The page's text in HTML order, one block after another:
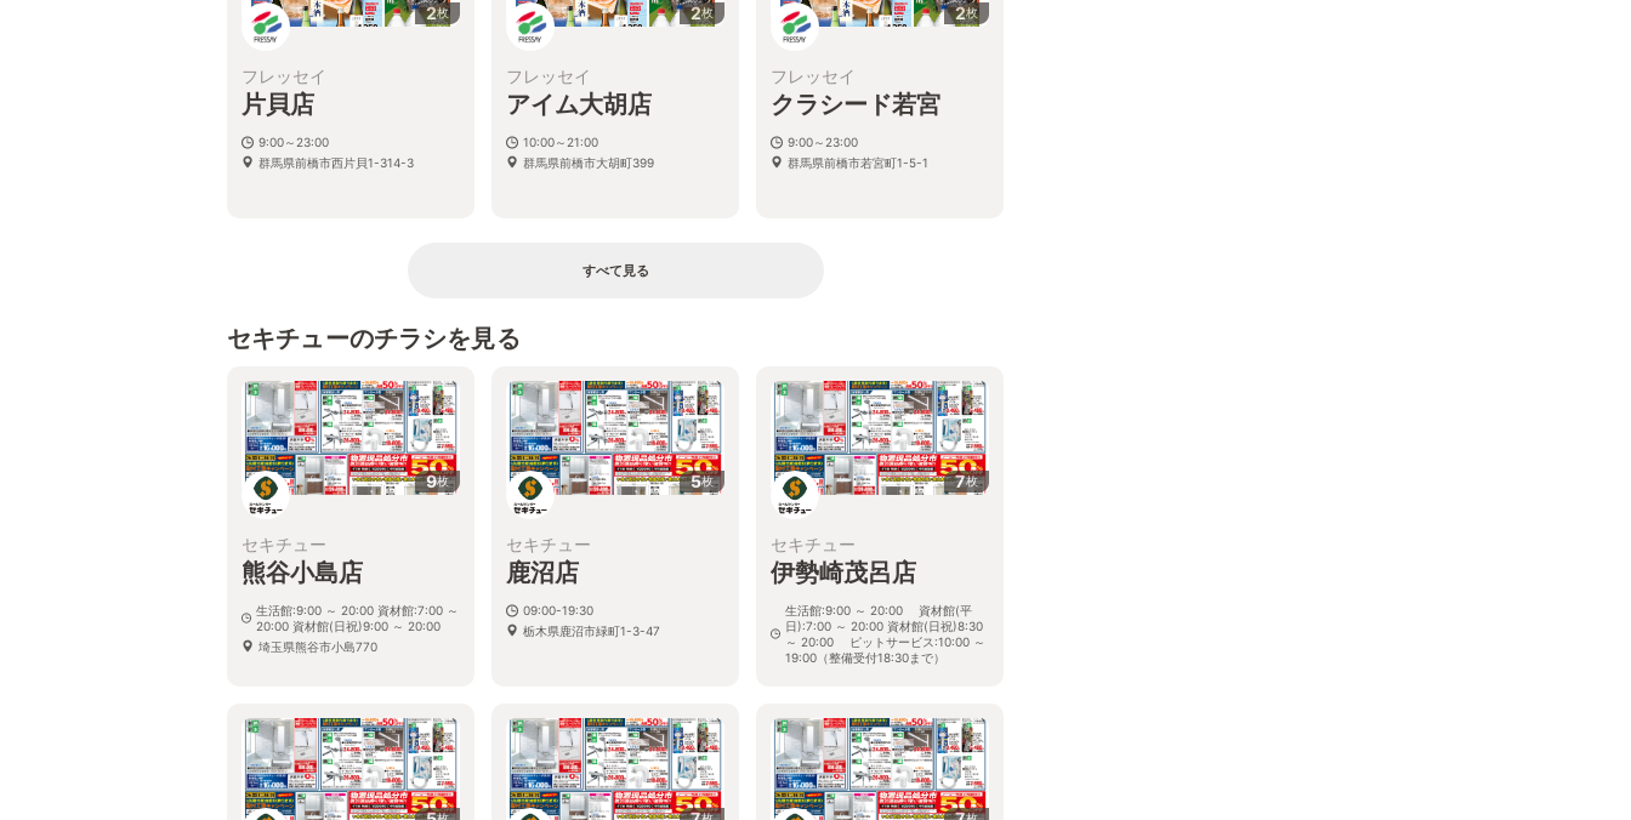
2枚
フレッセイ
片貝店
9:00～23:00
群馬県前橋市西片貝1-314-3
2枚
フレッセイ
アイム大胡店
10:00～21:00
群馬県前橋市大胡町399
2枚
フレッセイ
クラシード若宮
9:00～23:00
群馬県前橋市若宮町1-5-1
すべて見る
セキチューのチラシを見る
9枚
セキチュー
熊谷小島店
生活館:9:00 ～ 20:00 資材館:7:00 ～
20:00 資材館(日祝)9:00 ～ 20:00
埼玉県熊谷市小島770
5枚
セキチュー
鹿沼店
09:00-19:30
栃木県鹿沼市緑町1-3-47
7枚
セキチュー
伊勢崎茂呂店
生活館:9:00 ～ 20:00 資材館(平
日):7:00 ～ 20:00 資材館(日祝)8:30
～ 20:00 ピットサービス:10:00 ～
19:00（整備受付18:30まで）